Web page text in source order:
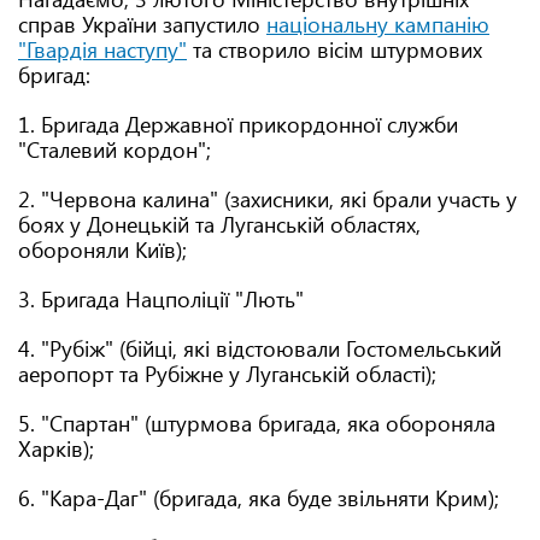
справ України запустило національну кампанію
"Гвардія наступу" та створило вісім штурмових
бригад:
1. Бригада Державної прикордонної служби
"Сталевий кордон";
2. "Червона калина" (захисники, які брали участь у
боях у Донецькій та Луганській областях,
обороняли Київ);
3. Бригада Нацполіції "Лють"
4. "Рубіж" (бійці, які відстоювали Гостомельський
аеропорт та Рубіжне у Луганській області);
5. "Спартан" (штурмова бригада, яка обороняла
Харків);
6. "Кара-Даг" (бригада, яка буде звільняти Крим);